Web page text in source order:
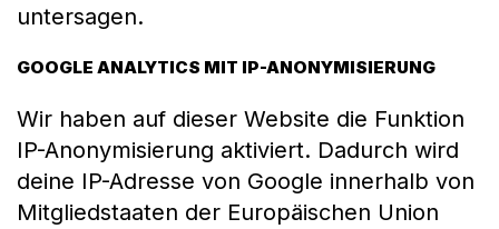
untersagen.
GOOGLE ANALYTICS MIT IP-ANONYMISIERUNG
Wir haben auf dieser Website die Funktion
IP-Anonymisierung aktiviert. Dadurch wird
deine IP-Adresse von Google innerhalb von
Mitgliedstaaten der Europäischen Union